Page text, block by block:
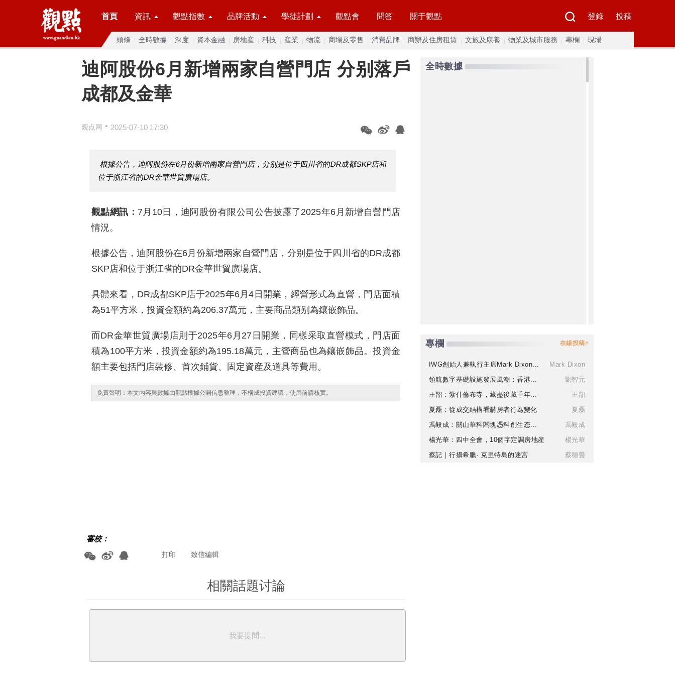
首頁 資訊 觀點指數 品牌活動 學徒計劃 觀點會 問答 關于觀點 登錄 投稿
頭條 全時數據 深度 資本金融 房地産 科技 産業 物流 商場及零售 消費品牌 商辦及住房租賃 文旅及康養 物業及城市服務 專欄 現場
迪阿股份6月新增兩家自營門店 分别落戶
成都及金華
观点网 • 2025-07-10 17:30
根據公告，迪阿股份在6月份新增兩家自營門店，分别是位于四川省的DR成都SKP店和
位于浙江省的DR金華世貿廣場店。
觀點網訊： 7月10日，迪阿股份有限公司公告披露了2025年6月新增自營門店
情況。
根據公告，迪阿股份在6月份新增兩家自營門店，分别是位于四川省的DR成都
SKP店和位于浙江省的DR金華世貿廣場店。
具體來看，DR成都SKP店于2025年6月4日開業，經營形式為直營，門店面積
為51平方米，投資金額約為206.37萬元，主要商品類别為鑲嵌飾品。
而DR金華世貿廣場店則于2025年6月27日開業，同樣采取直營模式，門店面
積為100平方米，投資金額約為195.18萬元，主營商品也為鑲嵌飾品。投資金
額主要包括門店裝修、首次鋪貨、固定資産及道具等費用。
免責聲明：本文内容與數據由觀點根據公開信息整理，不構成投資建議，使用前請核實。
審校：
致信編輯
打印
相關話題讨論
我要提問...
全時數據
專欄 在線投稿+
IWG創始人兼執行主席Mark Dixon...
Mark Dixon
領航數字基礎設施發展風潮：香港...
劉智元
王韶：紮什倫布寺，藏盡後藏千年...
王韶
夏磊：從成交結構看購房者行為變化
夏磊
馮毅成：關山華科闆塊憑科創生态...
馮毅成
楊光華：四中全會，10個字定調房地産
楊光華
蔡記｜行攝希臘· 克里特島的迷宮
蔡穗聲